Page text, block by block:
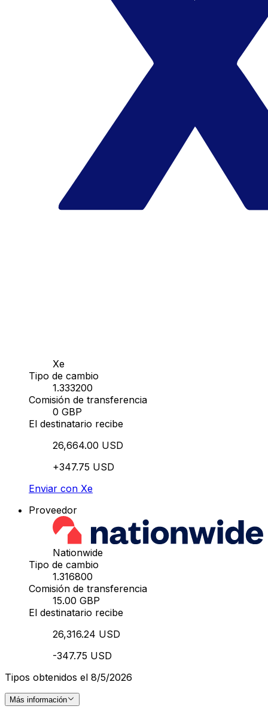
Xe
Tipo de cambio
1.333200
Comisión de transferencia
0 GBP
El destinatario recibe
26,664.00 USD
+347.75 USD
Enviar con Xe
Proveedor
Nationwide
Tipo de cambio
1.316800
Comisión de transferencia
15.00 GBP
El destinatario recibe
26,316.24 USD
-347.75 USD
Tipos obtenidos el 8/5/2026
Más información